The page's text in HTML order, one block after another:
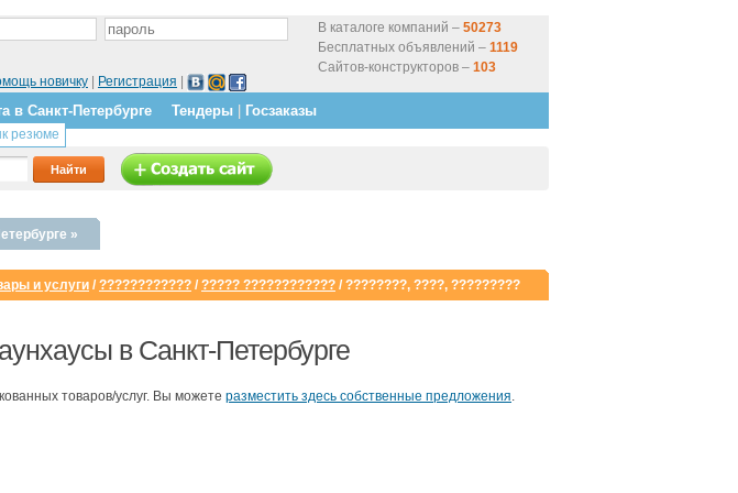
В каталоге компаний – 50273
Бесплатных объявлений – 1119
Сайтов-конструкторов – 103
новичку Регистрация
в Санкт-Петербурге
резюме
Тендеры Госзаказы
»
и услуги / ???????????? / ????? ???????????? / ????????, ????, ?????????
в Санкт-Петербурге
товаров/услуг. Вы можете разместить здесь собственные предложения.